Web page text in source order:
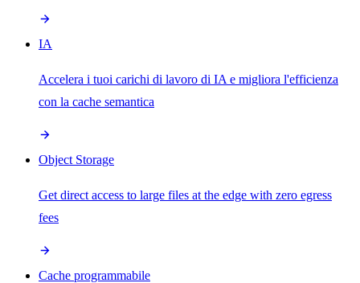
IA
Accelera i tuoi carichi di lavoro di IA e migliora l'efficienza
con la cache semantica
Object Storage
Get direct access to large files at the edge with zero egress
fees
Cache programmabile